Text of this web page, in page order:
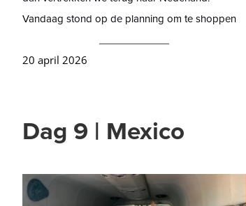
Vandaag stond op de planning om te shoppen
20 april 2026
Dag 9 | Mexico